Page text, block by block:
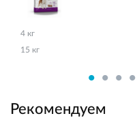
4 кг
15 кг
Рекомендуем